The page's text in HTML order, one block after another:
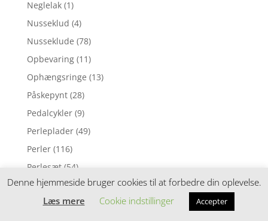
Neglelak (1)
Nusseklud (4)
Nusseklude (78)
Opbevaring (11)
Ophængsringe (13)
Påskepynt (28)
Pedalcykler (9)
Perleplader (49)
Perler (116)
Perlesæt (54)
Perletilbehør (4)
Plakat (66)
Denne hjemmeside bruger cookies til at forbedre din oplevelse.
Læs mere
Cookie indstillinger Accepter